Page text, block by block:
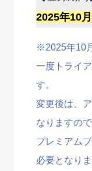
2025年10
※2025年10
一度トライ
す。
変更後は、
なりますの
プレミアム
必要となりま